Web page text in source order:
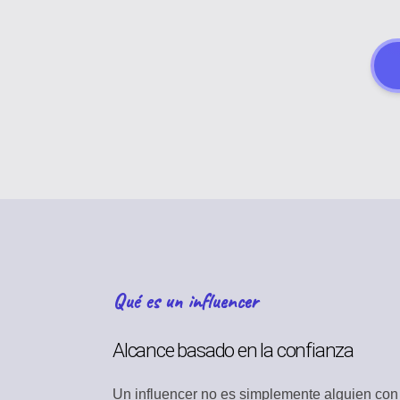
ESTRATEGIA DE
Planifica tu
Qué es un influencer
Alcance basado en la confianza
Un influencer no es simplemente alguien